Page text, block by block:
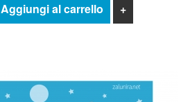
Aggiungi al carrello +